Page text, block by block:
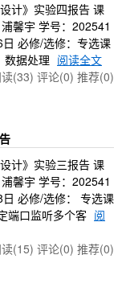
计》实验四报告 课
馨宇 学号：202541
必修/选修：专选课
数据处理 阅读全文
(33) 评论(0) 推荐(0)
计》实验三报告 课
馨宇 学号：202541
必修/选修： 专选课
端口监听多个客 阅
(15) 评论(0) 推荐(0)